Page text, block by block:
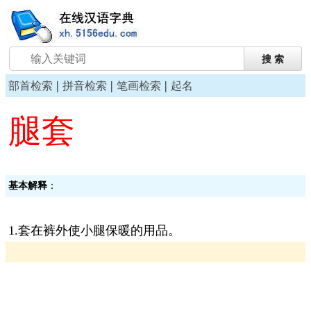
部首检索 | 拼音检索 | 笔画检索 | 起名
腿套
基本解释 ：
1.套在裤外使小腿保暖的用品。